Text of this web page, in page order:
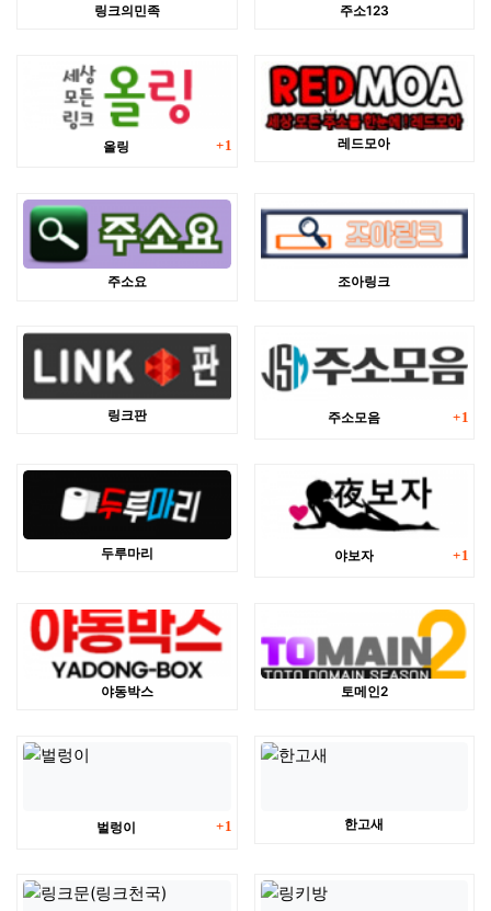
링크의민족 주소123
올링 댓글
1 레드모아
주소요 조아링크
링크판 주소모음 댓글
1
두루마리 야보자 댓글
1
야동박스 토메인2
벌렁이 댓글
1 한고새